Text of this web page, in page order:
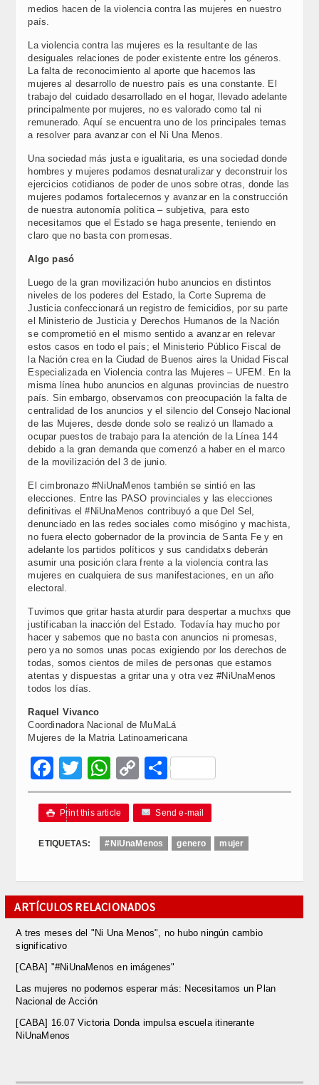
medios hacen de la violencia contra las mujeres en nuestro
país.
La violencia contra las mujeres es la resultante de las
desiguales relaciones de poder existente entre los géneros.
La falta de reconocimiento al aporte que hacemos las
mujeres al desarrollo de nuestro país es una constante. El
trabajo del cuidado desarrollado en el hogar, llevado adelante
principalmente por mujeres, no es valorado como tal ni
remunerado. Aquí se encuentra uno de los principales temas
a resolver para avanzar con el Ni Una Menos.
Una sociedad más justa e igualitaria, es una sociedad donde
hombres y mujeres podamos desnaturalizar y deconstruir los
ejercicios cotidianos de poder de unos sobre otras, donde las
mujeres podamos fortalecernos y avanzar en la construcción
de nuestra autonomía política – subjetiva, para esto
necesitamos que el Estado se haga presente, teniendo en
claro que no basta con promesas.
Algo pasó
Luego de la gran movilización hubo anuncios en distintos
niveles de los poderes del Estado, la Corte Suprema de
Justicia confeccionará un registro de femicidios, por su parte
el Ministerio de Justicia y Derechos Humanos de la Nación
se comprometió en el mismo sentido a avanzar en relevar
estos casos en todo el país; el Ministerio Público Fiscal de
la Nación crea en la Ciudad de Buenos aires la Unidad Fiscal
Especializada en Violencia contra las Mujeres – UFEM. En la
misma línea hubo anuncios en algunas provincias de nuestro
país. Sin embargo, observamos con preocupación la falta de
centralidad de los anuncios y el silencio del Consejo Nacional
de las Mujeres, desde donde solo se realizó un llamado a
ocupar puestos de trabajo para la atención de la Línea 144
debido a la gran demanda que comenzó a haber en el marco
de la movilización del 3 de junio.
El cimbronazo #NiUnaMenos también se sintió en las
elecciones. Entre las PASO provinciales y las elecciones
definitivas el #NiUnaMenos contribuyó a que Del Sel,
denunciado en las redes sociales como misógino y machista,
no fuera electo gobernador de la provincia de Santa Fe y en
adelante los partidos políticos y sus candidatxs deberán
asumir una posición clara frente a la violencia contra las
mujeres en cualquiera de sus manifestaciones, en un año
electoral.
Tuvimos que gritar hasta aturdir para despertar a muchxs que
justificaban la inacción del Estado. Todavía hay mucho por
hacer y sabemos que no basta con anuncios ni promesas,
pero ya no somos unas pocas exigiendo por los derechos de
todas, somos cientos de miles de personas que estamos
atentas y dispuestas a gritar una y otra vez #NiUnaMenos
todos los días.
Raquel Vivanco
Coordinadora Nacional de MuMaLá
Mujeres de la Matria Latinoamericana
Facebook
Twitter
WhatsApp
Copy
Link
Compartir
 Print this article Send e-mail
ETIQUETAS: #NiUnaMenos genero mujer
ARTÍCULOS RELACIONADOS
A tres meses del "Ni Una Menos", no hubo ningún cambio
significativo
[CABA] "#NiUnaMenos en imágenes"
Las mujeres no podemos esperar más: Necesitamos un Plan
Nacional de Acción
[CABA] 16.07 Victoria Donda impulsa escuela itinerante
NiUnaMenos